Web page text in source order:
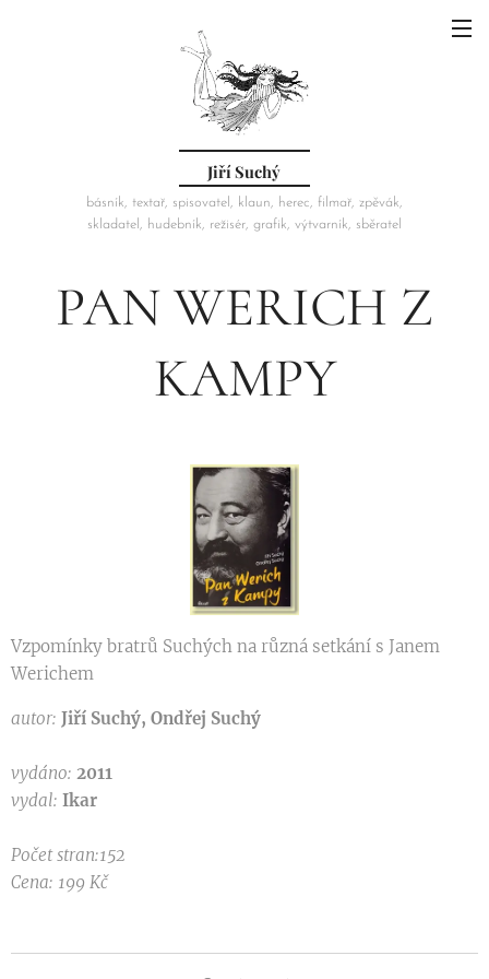
Jiří Suchý
básník, textař, spisovatel, klaun, herec, filmař, zpěvák,
skladatel, hudebník, režisér, grafik, výtvarník, sběratel
PAN WERICH Z
KAMPY
Vzpomínky bratrů Suchých na různá setkání s Janem
Werichem
autor: Jiří Suchý, Ondřej Suchý
vydáno: 2011
vydal: Ikar
Počet stran:152
Cena: 199 Kč